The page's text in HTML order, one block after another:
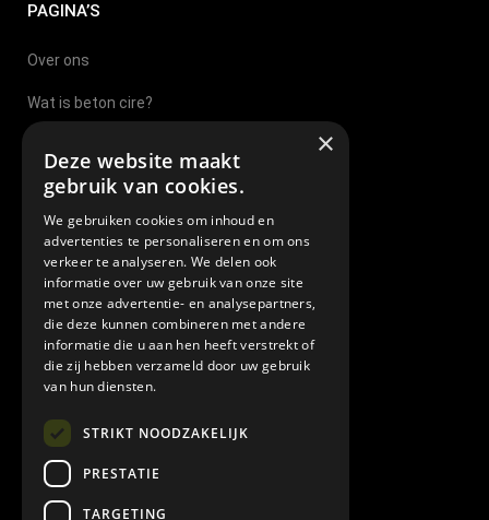
PAGINA’S
Over ons
Wat is beton cire?
Beton Cire Sittard
Beton Cire Eindhoven
Beton Cire Tilburg
Beton Cire Brabant
Beton cire leverancier
Algemene leverings en betalingsvoorwaarden
×
Deze website maakt
gebruik van cookies.
We gebruiken cookies om inhoud en
advertenties te personaliseren en om ons
verkeer te analyseren. We delen ook
informatie over uw gebruik van onze site
met onze advertentie- en analysepartners,
die deze kunnen combineren met andere
informatie die u aan hen heeft verstrekt of
die zij hebben verzameld door uw gebruik
van hun diensten.
STRIKT NOODZAKELIJK
PRESTATIE
TARGETING